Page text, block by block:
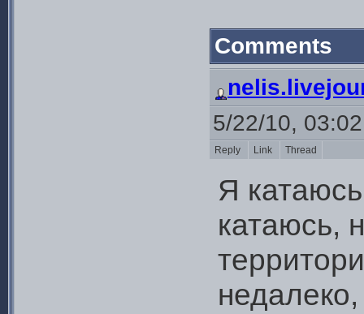
Comments
5/22/10,
Reply Link Thread
Я
катаюсь,